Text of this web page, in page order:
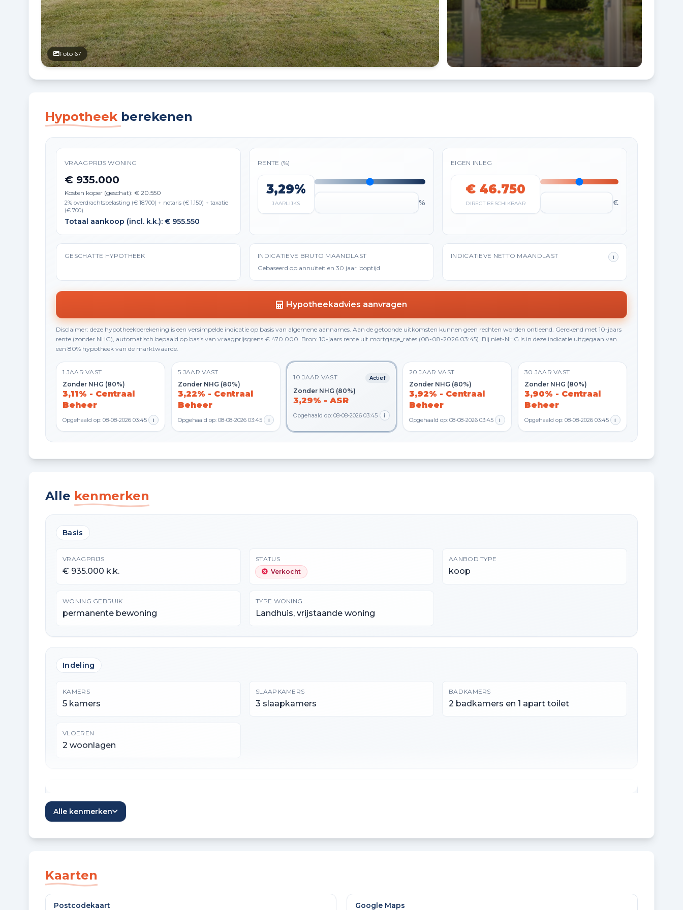
Foto 67
Hypotheek berekenen
VRAAGPRIJS WONING
€ 935.000
Kosten koper (geschat): € 20.550
2% overdrachtsbelasting (€ 18.700) + notaris (€ 1.150) + taxatie
(€ 700)
Totaal aankoop (incl. k.k.): € 955.550
RENTE (%)
3,29%
JAARLIJKS %
EIGEN INLEG
€ 46.750
DIRECT BESCHIKBAAR €
GESCHATTE HYPOTHEEK
INDICATIEVE BRUTO MAANDLAST
Gebaseerd op annuïteit en 30 jaar looptijd
INDICATIEVE NETTO MAANDLAST i
Hypotheekadvies aanvragen
Disclaimer: deze hypotheekberekening is een versimpelde indicatie op basis van algemene aannames. Aan de getoonde uitkomsten kunnen geen rechten worden ontleend. Gerekend met 10-jaars
rente (zonder NHG), automatisch bepaald op basis van vraagprijsgrens € 470.000. Bron: 10-jaars rente uit mortgage_rates (08-08-2026 03:45). Bij niet-NHG is in deze indicatie uitgegaan van
een 80% hypotheek van de marktwaarde.
1 JAAR VAST
Zonder NHG (80%)
3,11% - Centraal
Beheer
Opgehaald op: 08-08-2026 03:45 i
5 JAAR VAST
Zonder NHG (80%)
3,22% - Centraal
Beheer
Opgehaald op: 08-08-2026 03:45 i
10 JAAR VAST Actief
Zonder NHG (80%)
3,29% - ASR
Opgehaald op: 08-08-2026 03:45 i
20 JAAR VAST
Zonder NHG (80%)
3,92% - Centraal
Beheer
Opgehaald op: 08-08-2026 03:45 i
30 JAAR VAST
Zonder NHG (80%)
3,90% - Centraal
Beheer
Opgehaald op: 08-08-2026 03:45 i
Alle kenmerken
Basis
VRAAGPRIJS
€ 935.000 k.k.
STATUS
Verkocht
AANBOD TYPE
koop
WONING GEBRUIK
permanente bewoning
TYPE WONING
Landhuis, vrijstaande woning
Indeling
KAMERS
5 kamers
SLAAPKAMERS
3 slaapkamers
BADKAMERS
2 badkamers en 1 apart toilet
VLOEREN
2 woonlagen
WOONOPPERVLAKTE
14 m²
Alle kenmerken
Kaarten
Postcodekaart Google Maps